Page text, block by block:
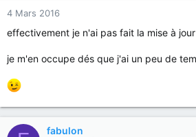
4 Mars 2016
effectivement je n'ai pas fait la mise à
je m'en occupe dés que j'ai un peu de
fabulon